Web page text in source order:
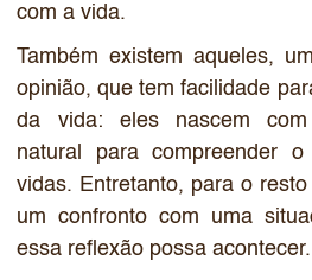
com a vida.
Também existem aqueles,
opinião, que tem facilidade
da vida: eles nascem com
natural para compreender
vidas. Entretanto, para o
um confronto com uma
essa reflexão possa acontecer.